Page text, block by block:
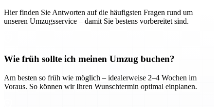
Hier finden Sie Antworten auf die häufigsten Fragen rund um
unseren Umzugsservice – damit Sie bestens vorbereitet sind.
Wie früh sollte ich meinen Umzug buchen?
Am besten so früh wie möglich – idealerweise 2–4 Wochen im
Voraus. So können wir Ihren Wunschtermin optimal einplanen.